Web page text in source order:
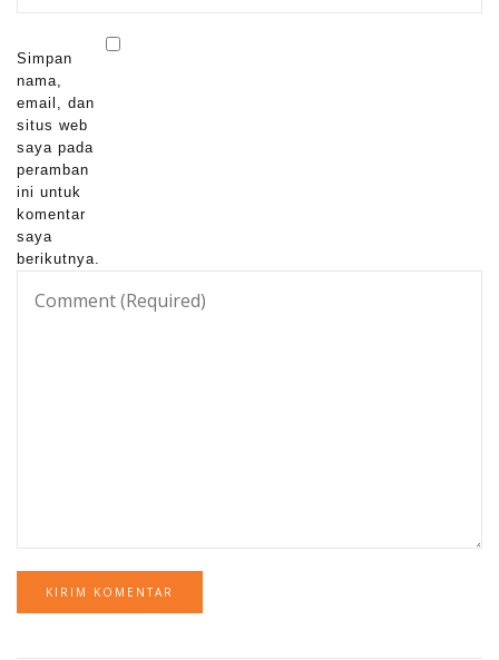
Simpan
nama,
email, dan
situs web
saya pada
peramban
ini untuk
komentar
saya
berikutnya.